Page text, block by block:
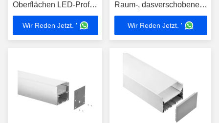
Oberflächen LED-Profil-
102*35mm angebracht
Wir Reden Jetzt. '
Raum-, dasverschobenen
Streifen-Kanal 80*35mm
unterbringt
Wir Reden Jetzt. '